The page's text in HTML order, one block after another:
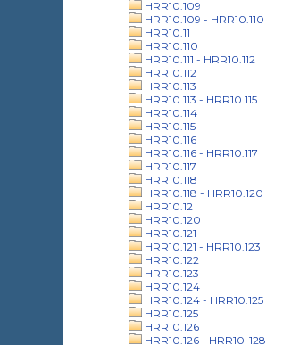
HRR10.109
HRR10.109 - HRR10.110
HRR10.11
HRR10.110
HRR10.111 - HRR10.112
HRR10.112
HRR10.113
HRR10.113 - HRR10.115
HRR10.114
HRR10.115
HRR10.116
HRR10.116 - HRR10.117
HRR10.117
HRR10.118
HRR10.118 - HRR10.120
HRR10.12
HRR10.120
HRR10.121
HRR10.121 - HRR10.123
HRR10.122
HRR10.123
HRR10.124
HRR10.124 - HRR10.125
HRR10.125
HRR10.126
HRR10.126 - HRR10-128